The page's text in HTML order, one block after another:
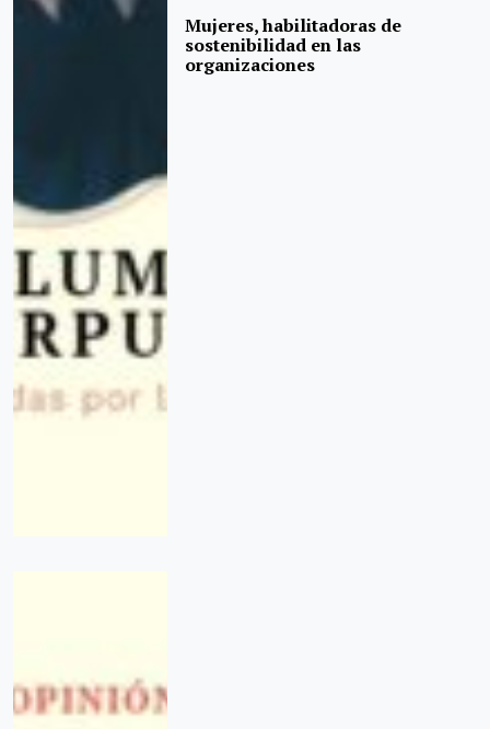
Mujeres, habilitadoras de
sostenibilidad en las
organizaciones